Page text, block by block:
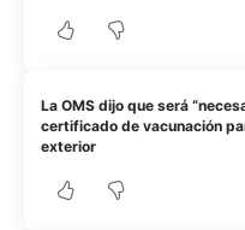
La OMS dijo que será
certificado de vacunación
exterior